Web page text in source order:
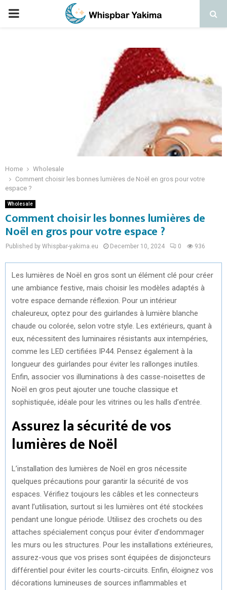
PRIMARY
Home
Wholesale
Comment choisir les bonnes lumières de Noël en gros pour votre
espace ?
Wholesale
Comment choisir les bonnes lumières de
Noël en gros pour votre espace ?
Published by Whispbar-yakima.eu December 10, 2024 0 936
Les lumières de Noël en gros sont un élément clé pour créer
une ambiance festive, mais choisir les modèles adaptés à
votre espace demande réflexion. Pour un intérieur
chaleureux, optez pour des guirlandes à lumière blanche
chaude ou colorée, selon votre style. Les extérieurs, quant à
eux, nécessitent des luminaires résistants aux intempéries,
comme les LED certifiées IP44. Pensez également à la
longueur des guirlandes pour éviter les rallonges inutiles.
Enfin, associer vos illuminations à des casse-noisettes de
Noël en gros peut ajouter une touche classique et
sophistiquée, idéale pour les vitrines ou les halls d’entrée.
Assurez la sécurité de vos
lumières de Noël
L’installation des lumières de Noël en gros nécessite
quelques précautions pour garantir la sécurité de vos
espaces. Vérifiez toujours les câbles et les connecteurs
avant l’utilisation, surtout si les lumières ont été stockées
pendant une longue période. Utilisez des crochets ou des
attaches spécialement conçus pour éviter d’endommager
les murs ou les structures. Pour les installations extérieures,
assurez-vous que vos prises sont équipées de disjoncteurs
différentiel pour éviter les courts-circuits. Enfin, éloignez vos
décorations lumineuses de sources inflammables et